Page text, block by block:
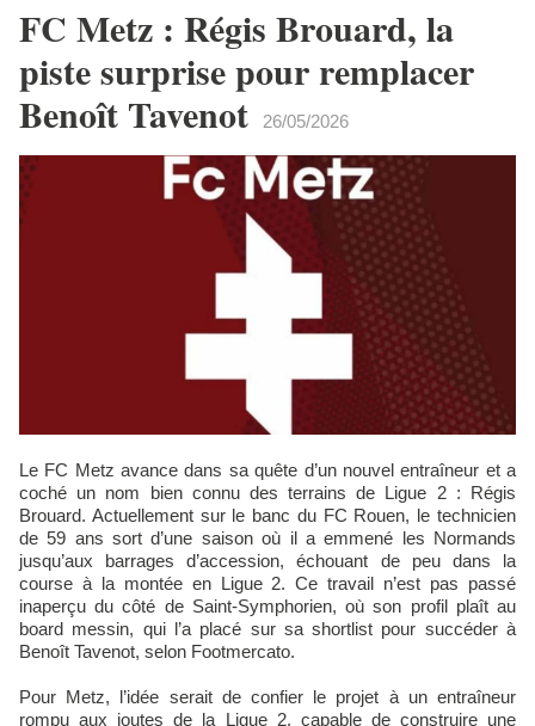
FC Metz : Régis Brouard, la
piste surprise pour remplacer
Benoît Tavenot
26/05/2026
Le FC Metz avance dans sa quête d’un nouvel entraîneur et a
coché un nom bien connu des terrains de Ligue 2 : Régis
Brouard. Actuellement sur le banc du FC Rouen, le technicien
de 59 ans sort d’une saison où il a emmené les Normands
jusqu’aux barrages d’accession, échouant de peu dans la
course à la montée en Ligue 2. Ce travail n’est pas passé
inaperçu du côté de Saint-Symphorien, où son profil plaît au
board messin, qui l’a placé sur sa shortlist pour succéder à
Benoît Tavenot, selon Footmercato.
Pour Metz, l’idée serait de confier le projet à un entraîneur
rompu aux joutes de la Ligue 2, capable de construire une